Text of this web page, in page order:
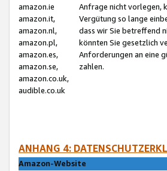
amazon.ie
amazon.it,
amazon.nl,
amazon.pl,
amazon.es,
amazon.se,
amazon.co.uk,
audible.co.uk
Anfrage nicht vorlegen,
Vergütung so lange
dass wir Sie betreffend
könnten Sie gesetzlich
Anforderungen an eine
zahlen.
ANHANG 4:
Amazon-Website